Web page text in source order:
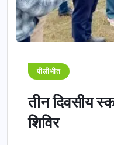
पीलीभीत
तीन दिवसीय
शिविर